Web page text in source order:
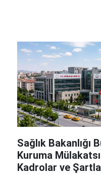
Sağlık Bakanlığı
Kuruma
Kadrolar ve